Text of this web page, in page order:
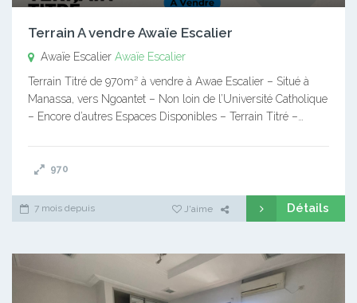
Terrain A vendre Awaïe Escalier
Awaïe Escalier Awaïe Escalier
Terrain Titré de 970m² à vendre à Awae Escalier – Situé à
Manassa, vers Ngoantet – Non loin de l’Université Catholique
– Encore d’autres Espaces Disponibles – Terrain Titré –…
970
7 mois depuis J'aime Détails